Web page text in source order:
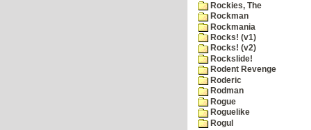
Rockies, The
Rockman
Rockmania
Rocks! (v1)
Rocks! (v2)
Rockslide!
Rodent Revenge
Roderic
Rodman
Rogue
Roguelike
Rogul